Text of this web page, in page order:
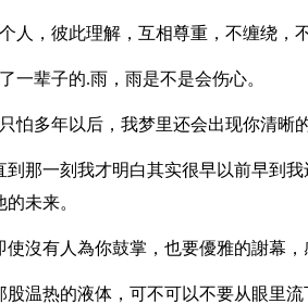
人，彼此理解，互相尊重，不缠绕，
一辈子的.雨，雨是不是会伤心。
怕多年以后，我梦里还会出现你清晰的
到那一刻我才明白其实很早以前早到
未来。
使沒有人為你鼓掌，也要優雅的謝幕，
股温热的液体，可不可以不要从眼里流